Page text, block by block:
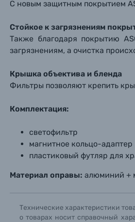
Б/У фототехника
Уценённые товары
С новым защитным покрытием
Стойкое к загрязнениям
Также благодаря покрытию
загрязнениям, а очистка
Крышка объектива и бленда
Фильтры позволяют крепить
Комплектация:
светофильтр
магнитное кольцо-адаптер
пластиковый футляр для
Материал оправы: алюминий +
Технические характеристики
о товарах носит справочный